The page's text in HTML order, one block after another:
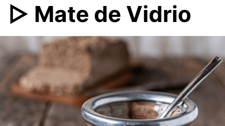
▷ Mate de Vidrio